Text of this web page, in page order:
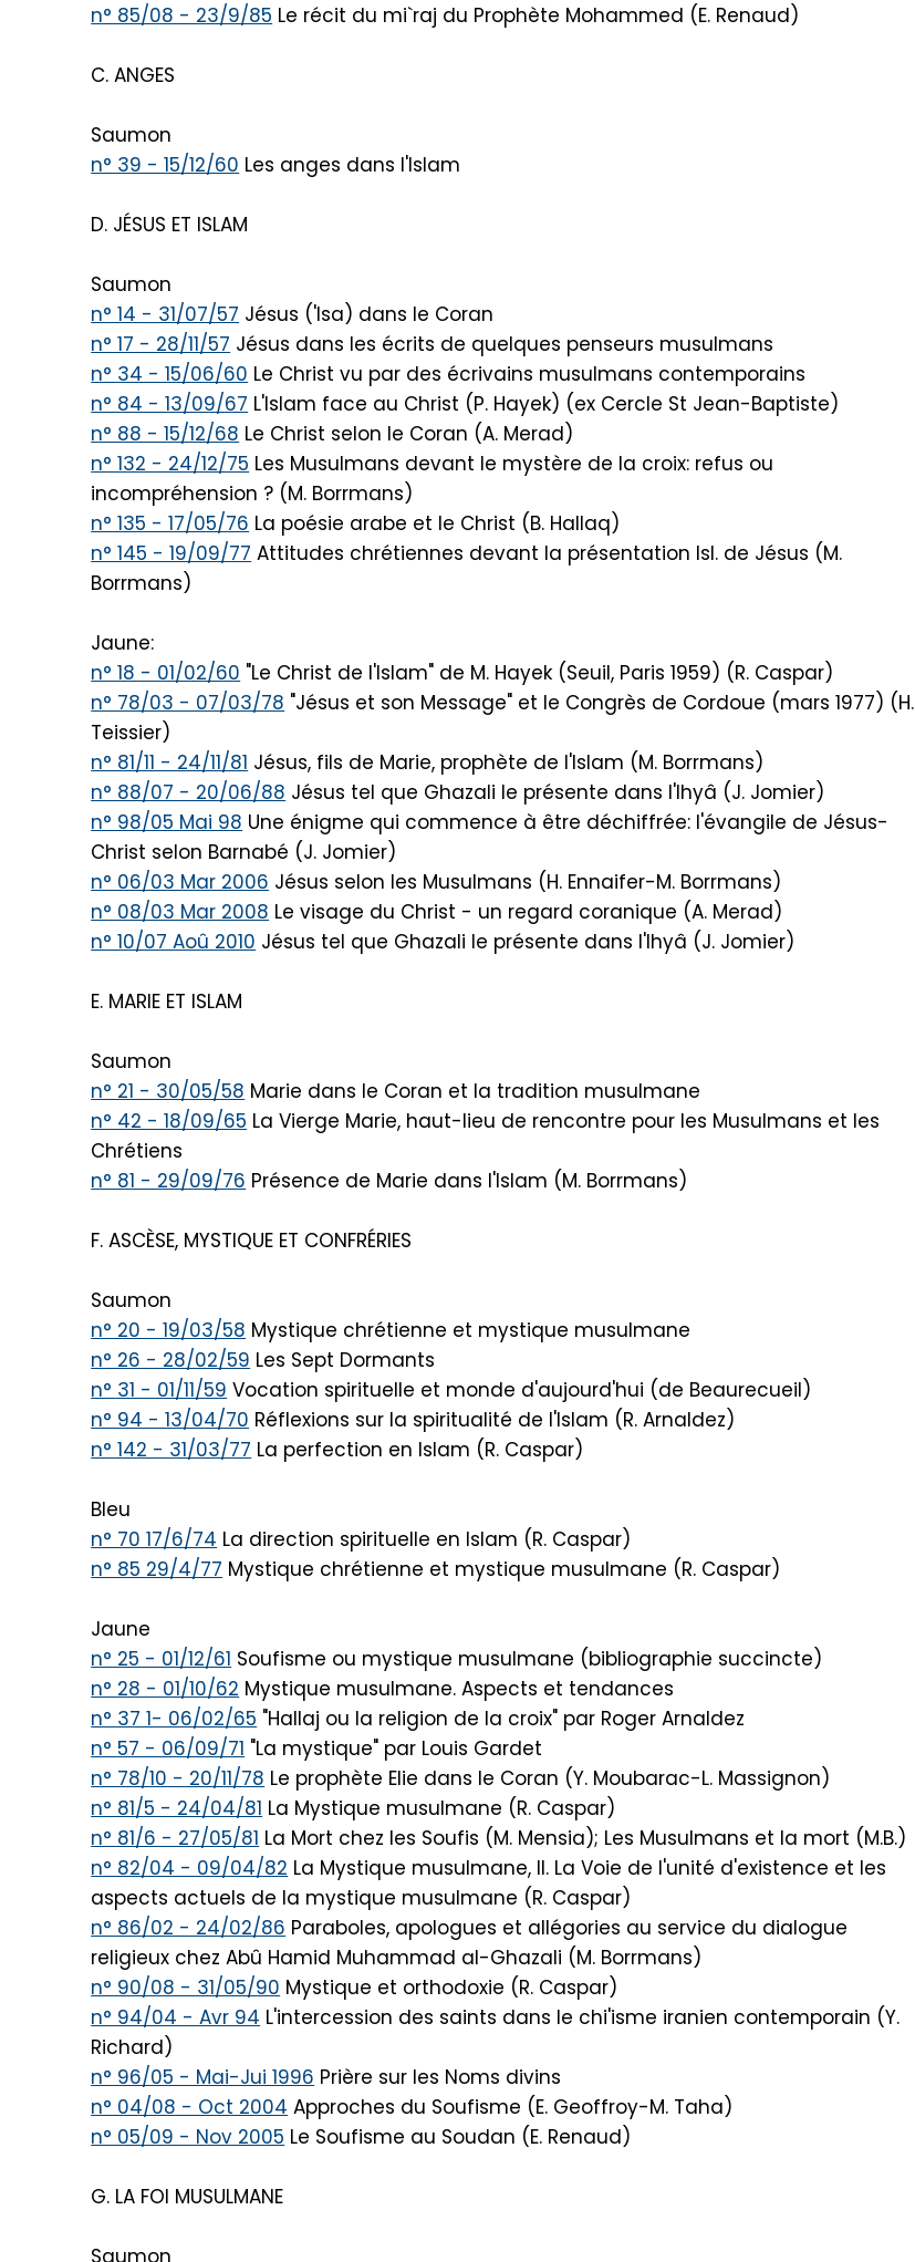
n° 85/08 - 23/9/85 Le récit du mi`raj du Prophète Mohammed (E. Renaud)
C. ANGES
Saumon
n° 39 - 15/12/60 Les anges dans l'Islam
D. JÉSUS ET ISLAM
Saumon
n° 14 - 31/07/57 Jésus ('Isa) dans le Coran
n° 17 - 28/11/57 Jésus dans les écrits de quelques penseurs musulmans
n° 34 - 15/06/60 Le Christ vu par des écrivains musulmans contemporains
n° 84 - 13/09/67 L'Islam face au Christ (P. Hayek) (ex Cercle St Jean-Baptiste)
n° 88 - 15/12/68 Le Christ selon le Coran (A. Merad)
n° 132 - 24/12/75 Les Musulmans devant le mystère de la croix: refus ou
incompréhension ? (M. Borrmans)
n° 135 - 17/05/76 La poésie arabe et le Christ (B. Hallaq)
n° 145 - 19/09/77 Attitudes chrétiennes devant la présentation Isl. de Jésus (M.
Borrmans)
Jaune:
n° 18 - 01/02/60 "Le Christ de l'Islam" de M. Hayek (Seuil, Paris 1959) (R. Caspar)
n° 78/03 - 07/03/78 "Jésus et son Message" et le Congrès de Cordoue (mars 1977) (H.
Teissier)
n° 81/11 - 24/11/81 Jésus, fils de Marie, prophète de l'Islam (M. Borrmans)
n° 88/07 - 20/06/88 Jésus tel que Ghazali le présente dans l'Ihyâ (J. Jomier)
n° 98/05 Mai 98 Une énigme qui commence à être déchiffrée: l'évangile de Jésus-
Christ selon Barnabé (J. Jomier)
n° 06/03 Mar 2006 Jésus selon les Musulmans (H. Ennaifer-M. Borrmans)
n° 08/03 Mar 2008 Le visage du Christ - un regard coranique (A. Merad)
n° 10/07 Aoû 2010 Jésus tel que Ghazali le présente dans l'Ihyâ (J. Jomier)
E. MARIE ET ISLAM
Saumon
n° 21 - 30/05/58 Marie dans le Coran et la tradition musulmane
n° 42 - 18/09/65 La Vierge Marie, haut-lieu de rencontre pour les Musulmans et les
Chrétiens
n° 81 - 29/09/76 Présence de Marie dans l'Islam (M. Borrmans)
F. ASCÈSE, MYSTIQUE ET CONFRÉRIES
Saumon
n° 20 - 19/03/58 Mystique chrétienne et mystique musulmane
n° 26 - 28/02/59 Les Sept Dormants
n° 31 - 01/11/59 Vocation spirituelle et monde d'aujourd'hui (de Beaurecueil)
n° 94 - 13/04/70 Réflexions sur la spiritualité de l'Islam (R. Arnaldez)
n° 142 - 31/03/77 La perfection en Islam (R. Caspar)
Bleu
n° 70 17/6/74 La direction spirituelle en Islam (R. Caspar)
n° 85 29/4/77 Mystique chrétienne et mystique musulmane (R. Caspar)
Jaune
n° 25 - 01/12/61 Soufisme ou mystique musulmane (bibliographie succincte)
n° 28 - 01/10/62 Mystique musulmane. Aspects et tendances
n° 37 1- 06/02/65 "Hallaj ou la religion de la croix" par Roger Arnaldez
n° 57 - 06/09/71 "La mystique" par Louis Gardet
n° 78/10 - 20/11/78 Le prophète Elie dans le Coran (Y. Moubarac-L. Massignon)
n° 81/5 - 24/04/81 La Mystique musulmane (R. Caspar)
n° 81/6 - 27/05/81 La Mort chez les Soufis (M. Mensia); Les Musulmans et la mort (M.B.)
n° 82/04 - 09/04/82 La Mystique musulmane, II. La Voie de l'unité d'existence et les
aspects actuels de la mystique musulmane (R. Caspar)
n° 86/02 - 24/02/86 Paraboles, apologues et allégories au service du dialogue
religieux chez Abû Hamid Muhammad al-Ghazali (M. Borrmans)
n° 90/08 - 31/05/90 Mystique et orthodoxie (R. Caspar)
n° 94/04 - Avr 94 L'intercession des saints dans le chi'isme iranien contemporain (Y.
Richard)
n° 96/05 - Mai-Jui 1996 Prière sur les Noms divins
n° 04/08 - Oct 2004 Approches du Soufisme (E. Geoffroy-M. Taha)
n° 05/09 - Nov 2005 Le Soufisme au Soudan (E. Renaud)
G. LA FOI MUSULMANE
Saumon